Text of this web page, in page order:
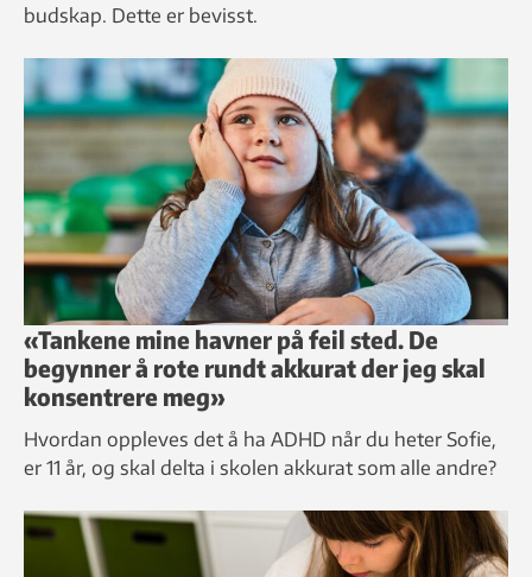
budskap. Dette er bevisst.
«Tankene mine havner på feil sted. De
begynner å rote rundt akkurat der jeg skal
konsentrere meg»
Hvordan oppleves det å ha ADHD når du heter Sofie,
er 11 år, og skal delta i skolen akkurat som alle andre?